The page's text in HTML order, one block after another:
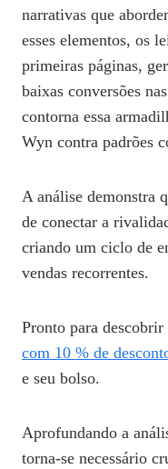
narrativas que
esses elementos, os
primeiras páginas,
baixas conversões
contorna essa
Wyn contra padrões
A análise demonstra
de conectar a
criando um ciclo de
vendas recorrentes.
Pronto para descobrir
com 10 % de
e seu bolso.
Aprofundando a
torna-se necessário